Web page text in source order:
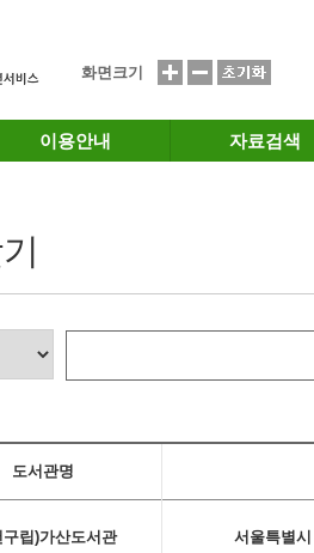
화면크기
이용안내 자료검색
도서관명
구립)가산도서관 서울특별